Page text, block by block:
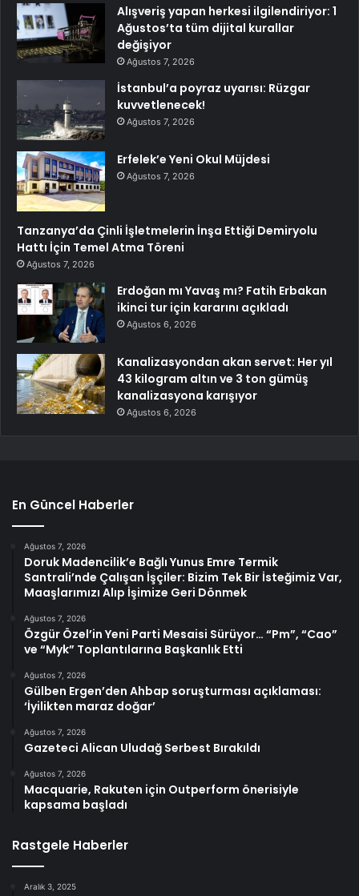
Alışveriş yapan herkesi ilgilendiriyor: 1
Ağustos’ta tüm dijital kurallar
değişiyor
Ağustos 7, 2026
İstanbul’a poyraz uyarısı: Rüzgar
kuvvetlenecek!
Ağustos 7, 2026
Erfelek’e Yeni Okul Müjdesi
Ağustos 7, 2026
Tanzanya’da Çinli İşletmelerin İnşa Ettiği Demiryolu
Hattı İçin Temel Atma Töreni
Ağustos 7, 2026
Erdoğan mı Yavaş mı? Fatih Erbakan
ikinci tur için kararını açıkladı
Ağustos 6, 2026
Kanalizasyondan akan servet: Her yıl
43 kilogram altın ve 3 ton gümüş
kanalizasyona karışıyor
Ağustos 6, 2026
En Güncel Haberler
Ağustos 7, 2026
Doruk Madencilik’e Bağlı Yunus Emre Termik
Santrali’nde Çalışan İşçiler: Bizim Tek Bir İsteğimiz Var,
Maaşlarımızı Alıp İşimize Geri Dönmek
Ağustos 7, 2026
Özgür Özel’in Yeni Parti Mesaisi Sürüyor… “Pm”, “Cao”
ve “Myk” Toplantılarına Başkanlık Etti
Ağustos 7, 2026
Gülben Ergen’den Ahbap soruşturması açıklaması:
‘İyilikten maraz doğar’
Ağustos 7, 2026
Gazeteci Alican Uludağ Serbest Bırakıldı
Ağustos 7, 2026
Macquarie, Rakuten için Outperform önerisiyle
kapsama başladı
Rastgele Haberler
Aralık 3, 2025